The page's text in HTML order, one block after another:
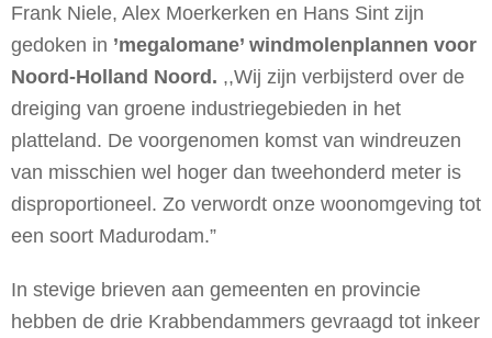
Frank Niele, Alex Moerkerken en Hans Sint zijn
gedoken in ’megalomane’ windmolenplannen voor
Noord-Holland Noord. ,,Wij zijn verbijsterd over de
dreiging van groene industriegebieden in het
platteland. De voorgenomen komst van windreuzen
van misschien wel hoger dan tweehonderd meter is
disproportioneel. Zo verwordt onze woonomgeving tot
een soort Madurodam.”
In stevige brieven aan gemeenten en provincie
hebben de drie Krabbendammers gevraagd tot inkeer